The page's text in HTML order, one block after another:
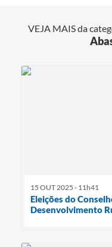
VEJA MAIS da
15 OUT 2025 - 11h41
Eleições do
Desenvolvimento